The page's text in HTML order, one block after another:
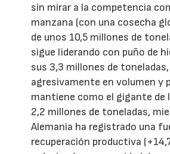
sin mirar a la competencia
manzana (con una cosecha
de unos 10,5 millones de
sigue liderando con puño de
sus 3,3 millones de
agresivamente en volumen y
mantiene como el gigante de
2,2 millones de toneladas,
Alemania ha registrado una
recuperación productiva